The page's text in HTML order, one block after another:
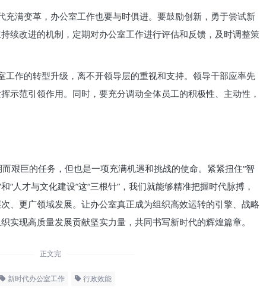
充满变革，办公室工作也要与时俱进。要鼓励创新，勇于尝试新
续改进的机制，定期对办公室工作进行评估和反馈，及时调整策
工作的转型升级，离不开领导层的重视和支持。领导干部应率先
示范引领作用。同时，要充分调动全体员工的积极性、主动性，
艰巨的任务，但也是一项充满机遇和挑战的使命。紧紧扭住“智
“人才与文化建设”这“三根针”，我们就能够精准把握时代脉搏，
、更广领域发展。让办公室真正成为组织高效运转的引擎、战略
实现高质量发展贡献坚实力量，共同书写新时代的辉煌篇章。
正文完
新时代办公室工作 行政效能